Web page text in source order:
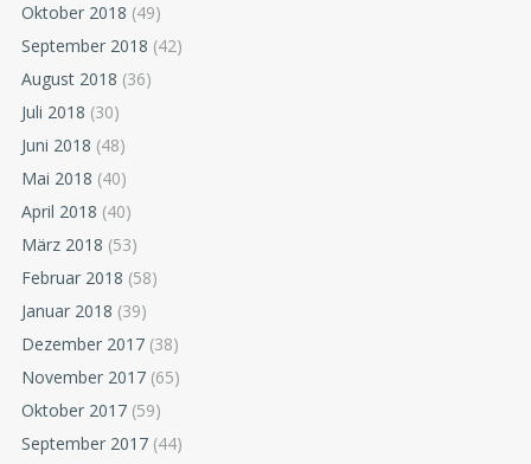
Oktober 2018 (49)
September 2018 (42)
August 2018 (36)
Juli 2018 (30)
Juni 2018 (48)
Mai 2018 (40)
April 2018 (40)
März 2018 (53)
Februar 2018 (58)
Januar 2018 (39)
Dezember 2017 (38)
November 2017 (65)
Oktober 2017 (59)
September 2017 (44)